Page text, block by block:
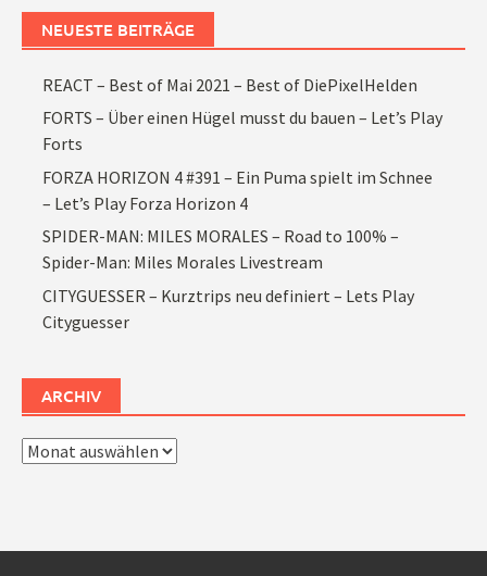
NEUESTE BEITRÄGE
REACT – Best of Mai 2021 – Best of DiePixelHelden
FORTS – Über einen Hügel musst du bauen – Let’s Play
Forts
FORZA HORIZON 4 #391 – Ein Puma spielt im Schnee
– Let’s Play Forza Horizon 4
SPIDER-MAN: MILES MORALES – Road to 100% –
Spider-Man: Miles Morales Livestream
CITYGUESSER – Kurztrips neu definiert – Lets Play
Cityguesser
ARCHIV
Archiv